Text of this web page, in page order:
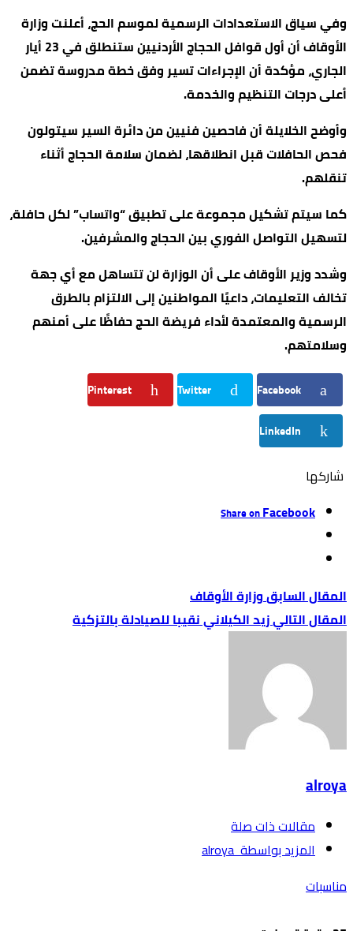
وفي سياق الاستعدادات الرسمية لموسم الحج، أعلنت وزارة
الأوقاف أن أول قوافل الحجاج الأردنيين ستنطلق في 23 أيار
الجاري، مؤكدة أن الإجراءات تسير وفق خطة مدروسة تضمن
أعلى درجات التنظيم والخدمة.
وأوضح الخلايلة أن فاحصين فنيين من دائرة السير سيتولون
فحص الحافلات قبل انطلاقها، لضمان سلامة الحجاج أثناء
تنقلهم.
كما سيتم تشكيل مجموعة على تطبيق “واتساب” لكل حافلة،
لتسهيل التواصل الفوري بين الحجاج والمشرفين.
وشدد وزير الأوقاف على أن الوزارة لن تتساهل مع أي جهة
تخالف التعليمات، داعيًا المواطنين إلى الالتزام بالطرق
الرسمية والمعتمدة لأداء فريضة الحج حفاظًا على أمنهم
وسلامتهم.
Facebook
Twitter
Pinterest
LinkedIn
‫‫ شاركها‬
Share onFacebook
وزارة الأوقاف
زيد الكيلاني نقيبا للصيادلة بالتزكية
alroya
‫مقالات ذات صلة‬
‫‫المزيد بواسطة‬ ‬ alroya
مناسبات